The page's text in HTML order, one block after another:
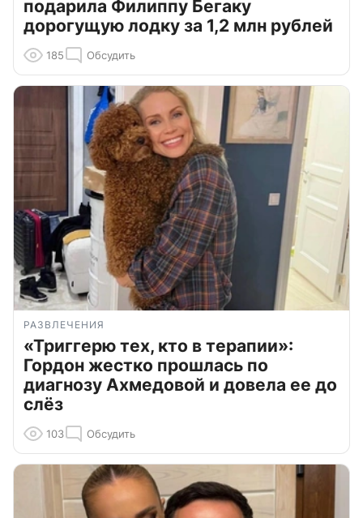
подарила Филиппу Бегаку
дорогущую лодку за 1,2 млн рублей
185 Обсудить
РАЗВЛЕЧЕНИЯ
«Триггерю тех, кто в терапии»:
Гордон жестко прошлась по
диагнозу Ахмедовой и довела ее до
слёз
103 Обсудить